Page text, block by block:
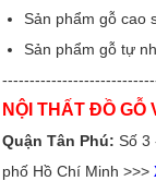
Sản phẩm gỗ cao
Sản phẩm gỗ tự
NỘI THẤT ĐỒ GỖ
Quận Tân Phú: Số 3
phố Hồ Chí Minh >>>